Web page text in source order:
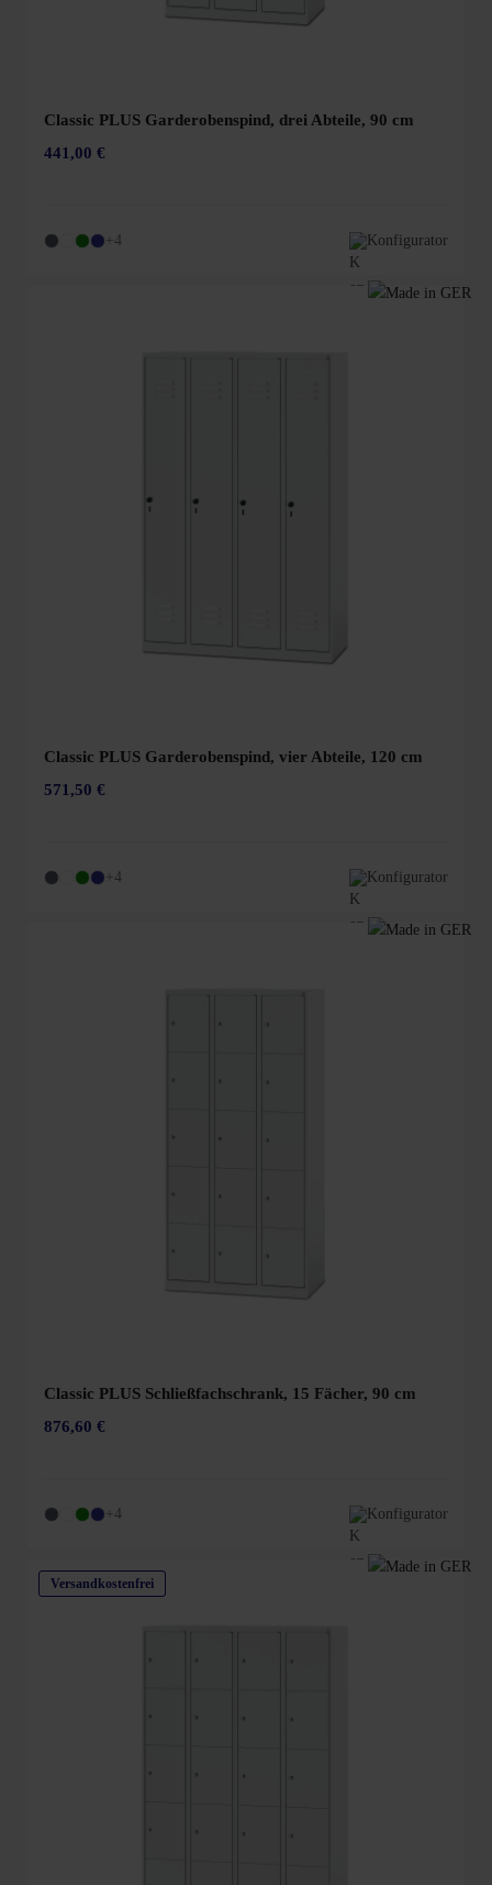
Classic PLUS Garderobenspind, drei Abteile, 90 cm
441,00 €
+4 Konfigurator
Classic PLUS Garderobenspind, vier Abteile, 120 cm
571,50 €
+4 Konfigurator
Classic PLUS Schließfachschrank, 15 Fächer, 90 cm
876,60 €
+4 Konfigurator
Versandkostenfrei